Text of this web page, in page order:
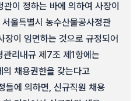
이 정하는 바에 의하여 사장이
울특별시 농수산물공사정관
장이 임면하는 것으로 규정되어
리내규 제7조 제1항에는
채용권한을 갖는다고
들에 의하면, 신규직원 채용